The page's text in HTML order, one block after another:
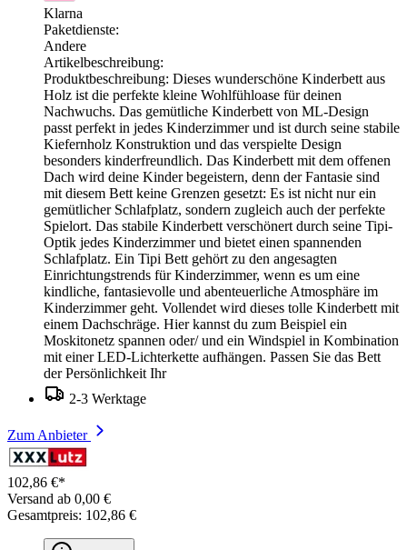
Klarna
Paketdienste:
Andere
Artikelbeschreibung:
Produktbeschreibung: Dieses wunderschöne Kinderbett aus
Holz ist die perfekte kleine Wohlfühloase für deinen
Nachwuchs. Das gemütliche Kinderbett von ML-Design
passt perfekt in jedes Kinderzimmer und ist durch seine stabile
Kiefernholz Konstruktion und das verspielte Design
besonders kinderfreundlich. Das Kinderbett mit dem offenen
Dach wird deine Kinder begeistern, denn der Fantasie sind
mit diesem Bett keine Grenzen gesetzt: Es ist nicht nur ein
gemütlicher Schlafplatz, sondern zugleich auch der perfekte
Spielort. Das stabile Kinderbett verschönert durch seine Tipi-
Optik jedes Kinderzimmer und bietet einen spannenden
Schlafplatz. Ein Tipi Bett gehört zu den angesagten
Einrichtungstrends für Kinderzimmer, wenn es um eine
kindliche, fantasievolle und abenteuerliche Atmosphäre im
Kinderzimmer geht. Vollendet wird dieses tolle Kinderbett mit
einem Dachschräge. Hier kannst du zum Beispiel ein
Moskitonetz spannen oder/ und ein Windspiel in Kombination
mit einer LED-Lichterkette aufhängen. Passen Sie das Bett
der Persönlichkeit Ihr
2-3 Werktage
Zum Anbieter
102,86 €*
Versand ab 0,00 €
Gesamtpreis: 102,86 €